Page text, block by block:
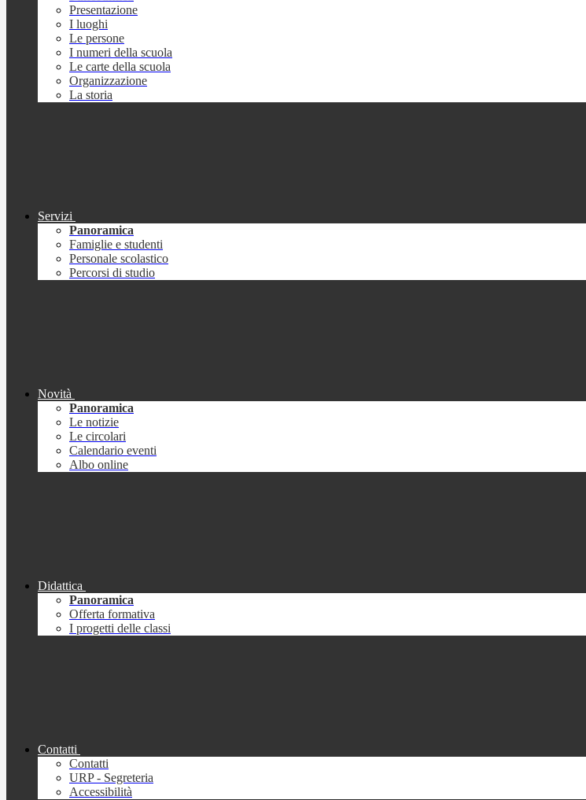
Presentazione
I luoghi
Le persone
I numeri della scuola
Le carte della scuola
Organizzazione
La storia
Servizi
Panoramica
Famiglie e studenti
Personale scolastico
Percorsi di studio
Novità
Panoramica
Le notizie
Le circolari
Calendario eventi
Albo online
Didattica
Panoramica
Offerta formativa
I progetti delle classi
Contatti
Contatti
URP - Segreteria
Accessibilità